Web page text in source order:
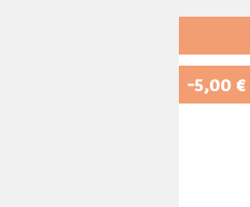
-5,00 €